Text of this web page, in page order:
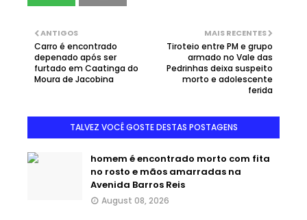
MAIS RECENTES
Tiroteio entre PM e grupo
armado no Vale das
Pedrinhas deixa suspeito
morto e adolescente
ferida
ANTIGOS
Carro é encontrado
depenado após ser
furtado em Caatinga do
Moura de Jacobina
TALVEZ VOCÊ GOSTE DESTAS POSTAGENS
homem é encontrado morto com fita
no rosto e mãos amarradas na
Avenida Barros Reis
August 08, 2026